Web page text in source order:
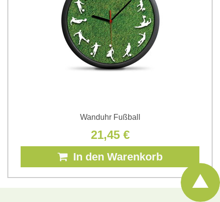
Wanduhr Fußball
21,45 €
In den Warenkorb